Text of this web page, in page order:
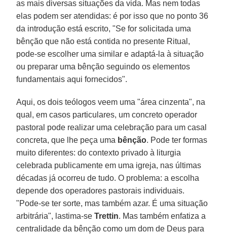
as mais diversas situações da vida. Mas nem todas
elas podem ser atendidas: é por isso que no ponto 36
da introdução está escrito, "Se for solicitada uma
bênção que não está contida no presente Ritual,
pode-se escolher uma similar e adaptá-la à situação
ou preparar uma bênção seguindo os elementos
fundamentais aqui fornecidos".
Aqui, os dois teólogos veem uma "área cinzenta", na
qual, em casos particulares, um concreto operador
pastoral pode realizar uma celebração para um casal
concreta, que lhe peça uma bênção. Pode ter formas
muito diferentes: do contexto privado à liturgia
celebrada publicamente em uma igreja, nas últimas
décadas já ocorreu de tudo. O problema: a escolha
depende dos operadores pastorais individuais.
"Pode-se ter sorte, mas também azar. É uma situação
arbitrária", lastima-seTrettin. Mas também enfatiza a
centralidade da bênção como um dom de Deus para